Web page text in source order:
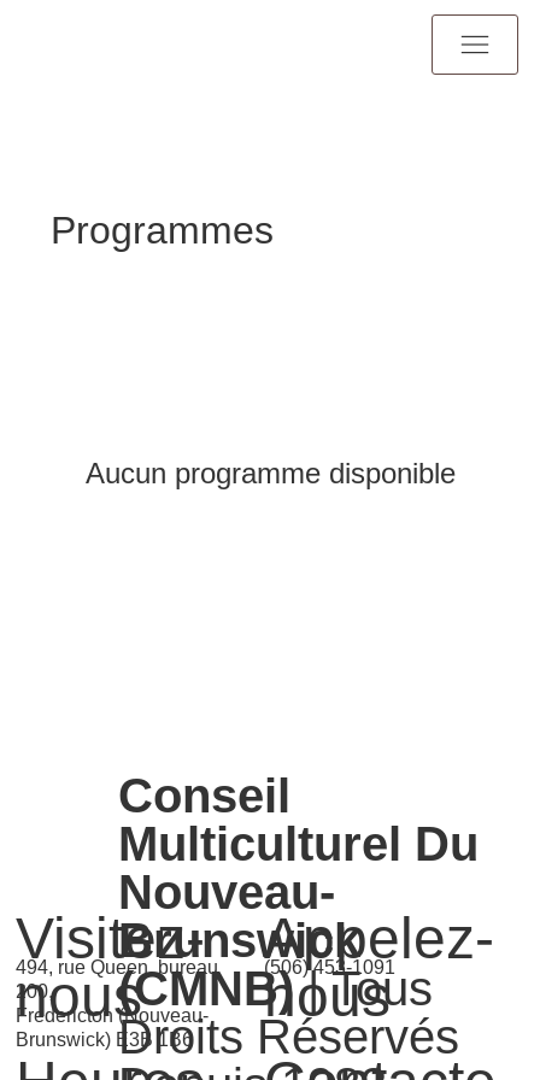
Programmes
Aucun programme disponible
Visitez-
nous
494, rue Queen, bureau
200,
Fredericton (Nouveau-
Brunswick) E3B 1B6
Appelez-
nous
(506) 453-1091
Conseil
Multiculturel Du
Nouveau-
Brunswick
(CMNB)| Tous
Droits Réservés